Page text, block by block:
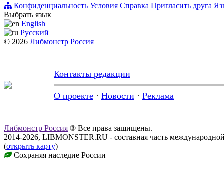
Конфиденциальность Условия Справка Пригласить друга
Выбрать язык
English
Русский
© 2026 Либмонстр Россия
Контакты редакции
О проекте · Новости · Реклама
Либмонстр Россия ® Все права защищены.
2014-2026, LIBMONSTER.RU - составная часть
(открыть карту)
Сохраняя наследие России